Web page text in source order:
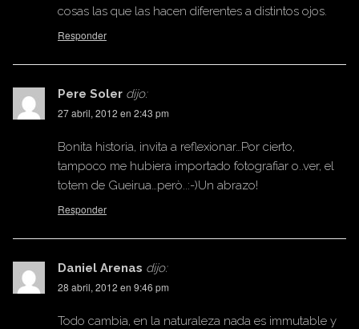
cosas las que las hacen diferentes a distintos ojos.
Responder
Pere Soler dijo:
27 abril, 2012 en 2:43 pm
Bonita historia, invita a reflexionar…Por cierto,
tampoco me hubiera importado fotografiar o..ver, el
totem de Gueirua…però..:-)Un abrazo!
Responder
Daniel Arenas dijo:
28 abril, 2012 en 9:46 pm
Todo cambia, en la naturaleza nada es immutable y